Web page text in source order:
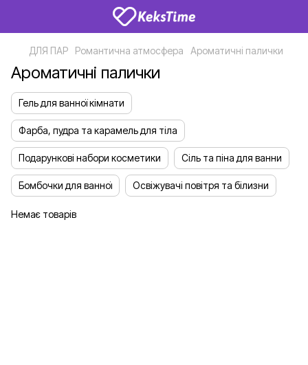
ДЛЯ ПАР Романтична атмосфера Ароматичні палички
Ароматичні палички
Гель для ванної кімнати
Фарба, пудра та карамель для тіла
Подарункові набори косметики Сіль та піна для ванни
Бомбочки для ванної Освіжувачі повітря та білизни
Немає товарів